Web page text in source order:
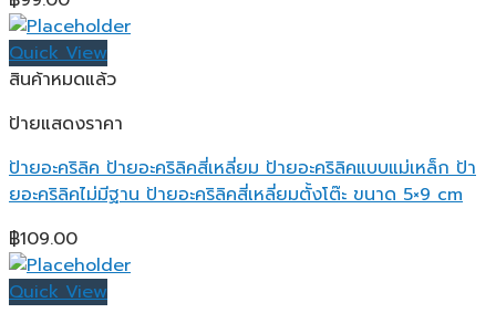
Quick View
สินค้าหมดแล้ว
ป้ายแสดงราคา
ป้ายอะคริลิค ป้ายอะคริลิคสี่เหลี่ยม ป้ายอะคริลิคแบบแม่เหล็ก ป้า
ยอะคริลิคไม่มีฐาน ป้ายอะคริลิคสี่เหลี่ยมตั้งโต๊ะ ขนาด 5×9 cm
฿109.00
Quick View